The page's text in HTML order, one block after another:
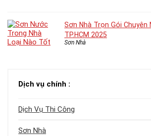
Sơn Nhà Trọn Gói Chuyên
TP.HCM 2025
Sơn Nhà
Dịch vụ chính :
Dịch Vụ Thi Công
Sơn Nhà